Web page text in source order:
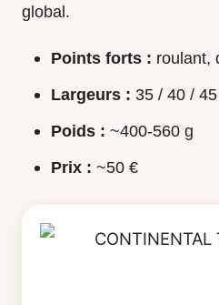
global.
Points forts : roulant,
Largeurs : 35 / 40 /
Poids : ~400-560 g
Prix : ~50 €